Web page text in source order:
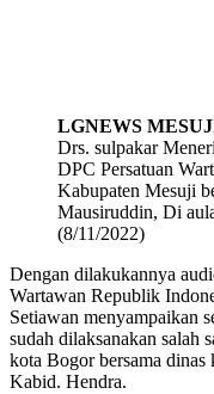
LGNEWS
Drs. sulpakar
DPC Persatuan
Kabupaten Mesuji
Mausiruddin, Di
(8/11/2022)
Dengan dilakukannya
Wartawan Republik
Setiawan menyampaikan
sudah dilaksanakan salah
kota Bogor bersama
Kabid. Hendra.